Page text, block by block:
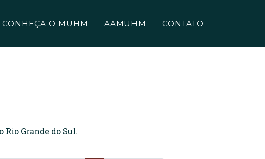
CONHEÇA O MUHM AAMUHM CONTATO
Grande do Sul.